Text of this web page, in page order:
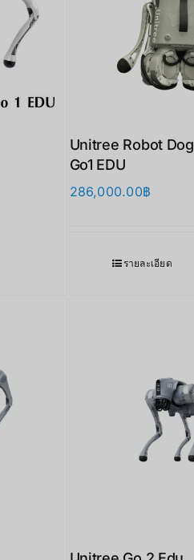
Unitree Robot Dog
Go1 EDU
286,000.00฿
รายละเอียด